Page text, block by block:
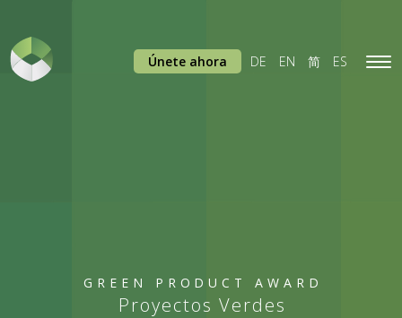
GREEN PRODUCT AWARD
Proyectos Verdes
Únete ahora DE EN 简 ES